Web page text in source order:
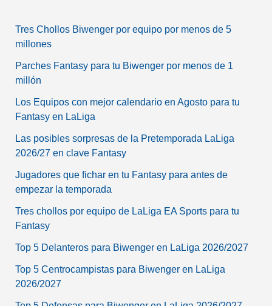
Tres Chollos Biwenger por equipo por menos de 5
millones
Parches Fantasy para tu Biwenger por menos de 1
millón
Los Equipos con mejor calendario en Agosto para tu
Fantasy en LaLiga
Las posibles sorpresas de la Pretemporada LaLiga
2026/27 en clave Fantasy
Jugadores que fichar en tu Fantasy para antes de
empezar la temporada
Tres chollos por equipo de LaLiga EA Sports para tu
Fantasy
Top 5 Delanteros para Biwenger en LaLiga 2026/2027
Top 5 Centrocampistas para Biwenger en LaLiga
2026/2027